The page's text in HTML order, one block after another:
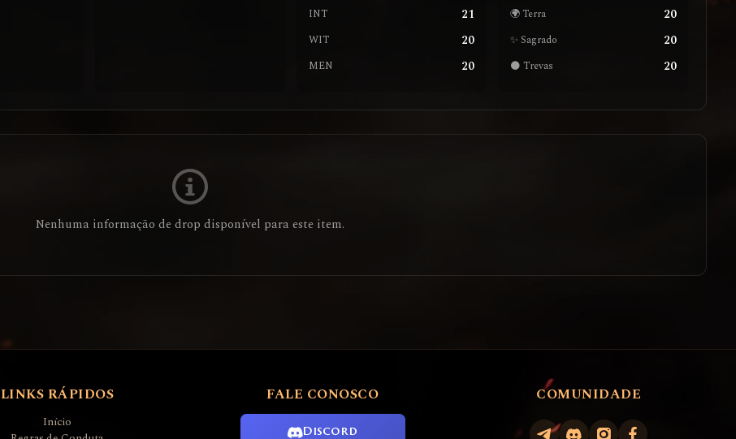
INT 21
WIT 20
MEN 20
🌍 Terra 20
✨ Sagrado 20
🌑 Trevas 20
Nenhuma informação de drop disponível para este item.
LINKS RÁPIDOS
Início
FALE CONOSCO
Discord
COMUNIDADE